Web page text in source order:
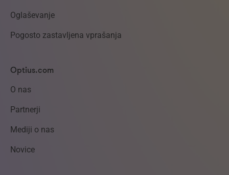
Oglaševanje
Pogosto zastavljena vprašanja
Optius.com
O nas
Partnerji
Mediji o nas
Novice